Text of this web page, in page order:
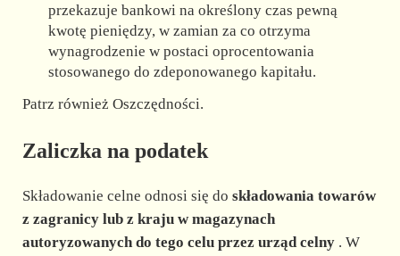
przekazuje bankowi na określony czas pewną
kwotę pieniędzy, w zamian za co otrzyma
wynagrodzenie w postaci oprocentowania
stosowanego do zdeponowanego kapitału.
Patrz również Oszczędności.
Zaliczka na podatek
Składowanie celne odnosi się do składowania towarów
z zagranicy lub z kraju w magazynach
autoryzowanych do tego celu przez urząd celny. W